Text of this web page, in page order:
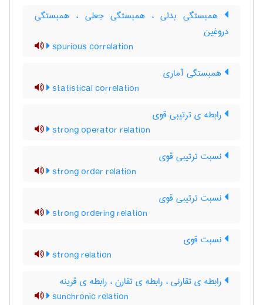
همبستگی بدلی ، همبستگی جعلی ، همبستگی
دروغین
spurious correlation
همبستگی آماری
statistical correlation
رابطه ی ترتیبی قوی
strong operator relation
نسبت ترتیبی قوی
strong order relation
نسبت ترتیبی قوی
strong ordering relation
نسبت قوی
strong relation
رابطه ی تقارنی ، رابطه ی تقارن ، رابطه ی قرینه
sunchronic relation